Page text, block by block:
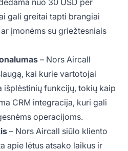
gali greitai tapti brangiai
įmonėms su griežtesniais
– Nors Aircall
kai kurie vartotojai
išplėstinių funkcijų, tokių kaip
CRM integracija, kuri gali
operacijoms.
– Nors Aircall siūlo kliento
apie lėtus atsako laikus ir